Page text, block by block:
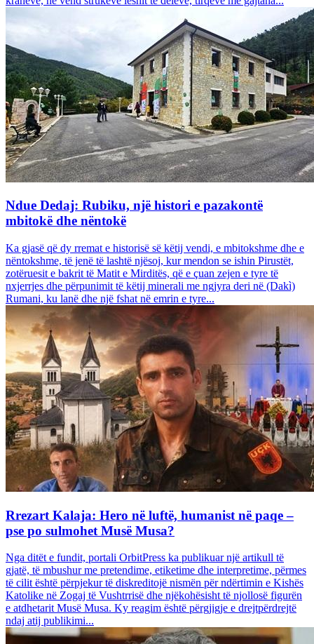
Ndue Dedaj: Rubiku, një histori e pazakontë
mbitokë dhe nëntokë
Ka gjasë që dy rremat e historisë së këtij vendi, e mbitokshme dhe e
nëntokshme, të jenë të lashtë njësoj, kur mendon se ishin Pirustët,
zotëruesit e bakrit të Matit e Mirditës, që e çuan zejen e tyre të
nxjerrjes dhe përpunimit të këtij minerali me ngjyra deri në (Dakì)
Rumani, ku lanë dhe një fshat në emrin e tyre...
Rrezart Kalaja: Hero në luftë, humanist në paqe –
pse po sulmohet Musë Musa?
Nga ditët e fundit, portali OrbitPress ka publikuar një artikull të
gjatë, të mbushur me pretendime, etiketime dhe interpretime, përmes
të cilit është përpjekur të diskreditojë nismën për ndërtimin e Kishës
Katolike në Zogaj të Vushtrrisë dhe njëkohësisht të njollosë figurën
e atdhetarit Musë Musa. Ky reagim është përgjigje e drejtpërdrejtë
ndaj atij publikimi...